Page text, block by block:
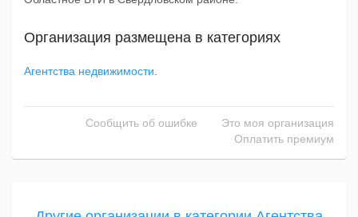
Организация размещена в категориях
Агентства недвижимости
Сообщить об ошибке
Это моя организация
Оплатить премиум